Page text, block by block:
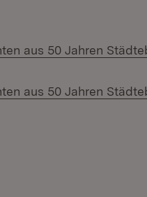
aus 50 Jahren
aus 50 Jahren